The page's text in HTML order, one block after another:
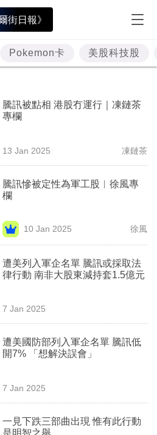
街日報》
Pokemon卡 美股科技股
騰訊被點相 港股冇運行｜凍鏈茶
專欄
13 Jan 2025 凍鏈茶
騰訊慘被定性為軍工股︳徐風專
欄
10 Jan 2025 徐風
遭美列入軍企名單 騰訊或採取法
律行動 南非大股東減持套1.5億元
7 Jan 2025
遭美國防部列入軍企名單 騰訊低
開7% 「想解決誤會」
7 Jan 2025
一見下跌三部曲出現 惟有此行動